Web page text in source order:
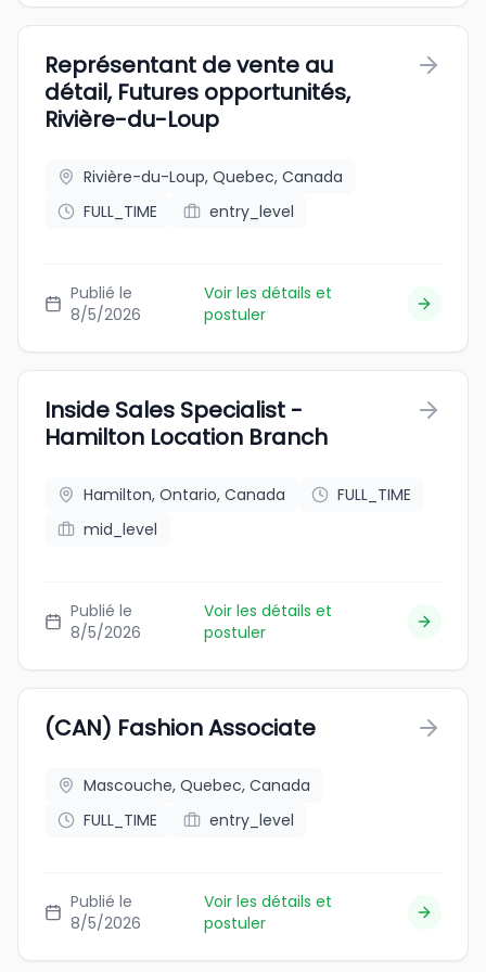
Représentant de vente au
détail, Futures opportunités,
Rivière-du-Loup
Rivière-du-Loup, Quebec, Canada
FULL_TIME
entry_level
Publié le
8/5/2026
Voir les détails et
postuler
Inside Sales Specialist -
Hamilton Location Branch
Hamilton, Ontario, Canada
FULL_TIME
mid_level
Publié le
8/5/2026
Voir les détails et
postuler
(CAN) Fashion Associate
Mascouche, Quebec, Canada
FULL_TIME
entry_level
Publié le
8/5/2026
Voir les détails et
postuler